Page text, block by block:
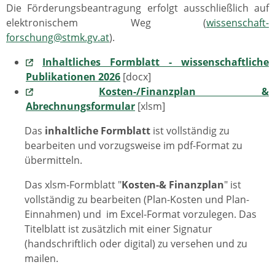
Die Förderungsbeantragung erfolgt ausschließlich auf
elektronischem Weg (wissenschaft-
forschung@stmk.gv.at).
Inhaltliches Formblatt - wissenschaftliche
Publikationen 2026 [docx]
Kosten-/Finanzplan &
Abrechnungsformular [xlsm]
Das inhaltliche Formblatt ist vollständig zu
bearbeiten und vorzugsweise im pdf-Format zu
übermitteln.
Das xlsm-Formblatt "Kosten-& Finanzplan" ist
vollständig zu bearbeiten (Plan-Kosten und Plan-
Einnahmen) und im Excel-Format vorzulegen. Das
Titelblatt ist zusätzlich mit einer Signatur
(handschriftlich oder digital) zu versehen und zu
mailen.